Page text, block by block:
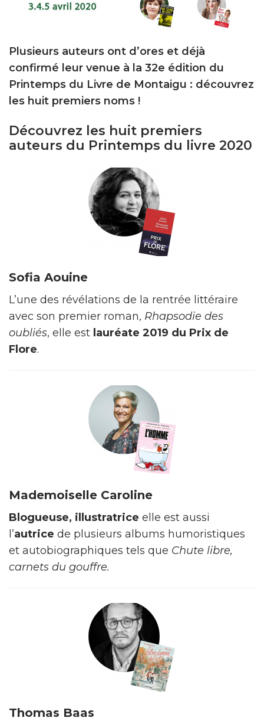
Plusieurs auteurs ont d’ores et déjà
confirmé leur venue à la 32e édition du
Printemps du Livre de Montaigu : découvrez
les huit premiers noms !
Découvrez les huit premiers
auteurs du Printemps du livre 2020
Sofia Aouine
L’une des révélations de la rentrée littéraire
avec son premier roman, Rhapsodie des
oubliés, elle est lauréate 2019 du Prix de
Flore.
Mademoiselle Caroline
Blogueuse, illustratrice elle est aussi
l’autrice de plusieurs albums humoristiques
et autobiographiques tels que Chute libre,
carnets du gouffre.
Thomas Baas